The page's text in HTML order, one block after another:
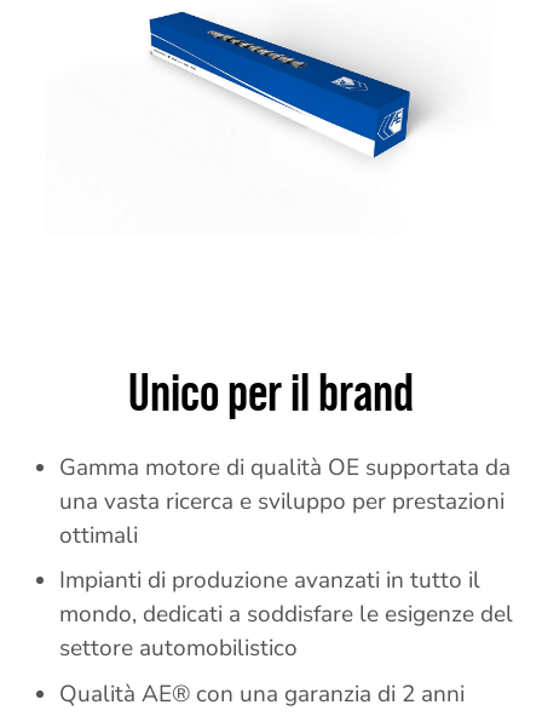
Unico per il brand
Gamma motore di qualità OE supportata da
una vasta ricerca e sviluppo per prestazioni
ottimali
Impianti di produzione avanzati in tutto il
mondo, dedicati a soddisfare le esigenze del
settore automobilistico
Qualità AE® con una garanzia di 2 anni